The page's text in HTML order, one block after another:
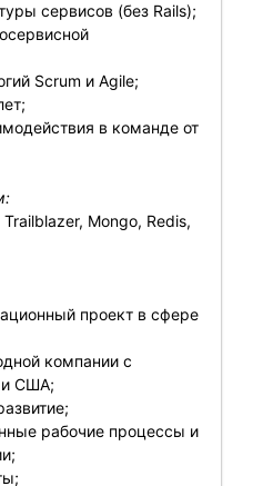
сервисов (без Rails);
Scrum и Agile;
в команде от
Mongo, Redis,
проект в сфере
компании с
и США;
рабочие процессы и